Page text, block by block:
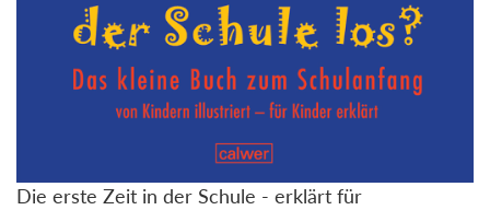
Die erste Zeit in der Schule - erklärt für